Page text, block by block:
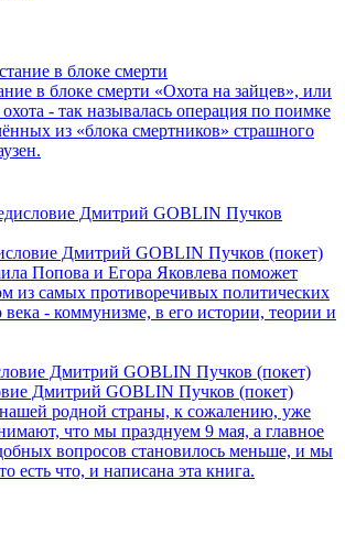
в блоке смерти «Охота на зайцев», или
- так называлась операция по поимке
из «блока смертников» страшного
Дмитрий GOBLIN Пучков (покет)
Попова и Егора Яковлева поможет
из самых противоречивых политических
- коммунизме, в его истории, теории и
Дмитрий GOBLIN Пучков (покет)
родной страны, к сожалению, уже
что мы празднуем 9 мая, а главное
вопросов становилось меньше, и мы
есть что, и написана эта книга.